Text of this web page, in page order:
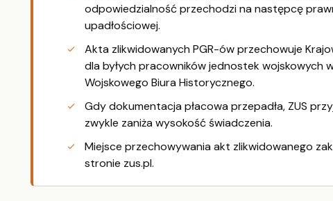
odpowiedzialność przechodzi na następcę
upadłościowej.
Akta zlikwidowanych PGR-ów przechowuje
dla byłych pracowników jednostek wojskowych
Wojskowego Biura Historycznego.
Gdy dokumentacja płacowa przepadła, ZUS
zwykle zaniża wysokość świadczenia.
Miejsce przechowywania akt zlikwidowanego
stronie zus.pl.